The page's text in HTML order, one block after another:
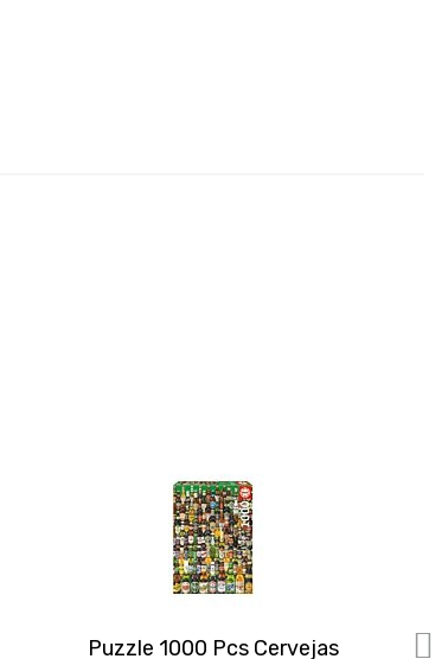
Puzzle 1000 Pcs Cervejas